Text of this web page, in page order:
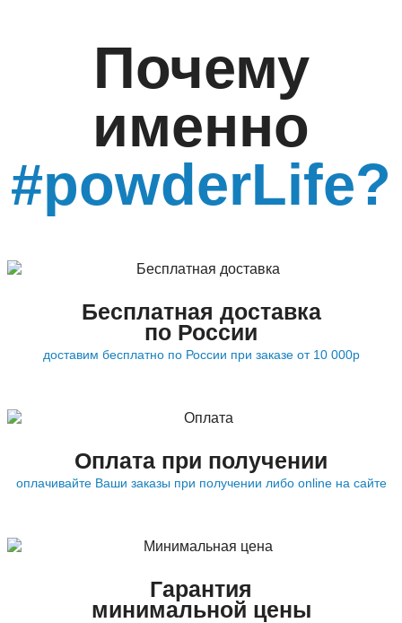
Почему
именно
#powderLife?
Бесплатная доставка
по России
доставим бесплатно по России при заказе от 10 000р
Оплата при получении
оплачивайте Ваши заказы при получении либо online на сайте
Гарантия
минимальной цены